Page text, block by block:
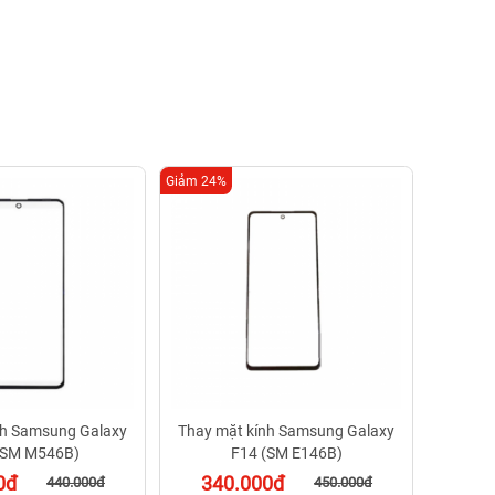
Samsung Galaxy
M546B)
440.000đ
Thay mặt kính Samsung Galaxy
F14 (SM E146B)
340.000đ 450.000đ
Giảm 24%